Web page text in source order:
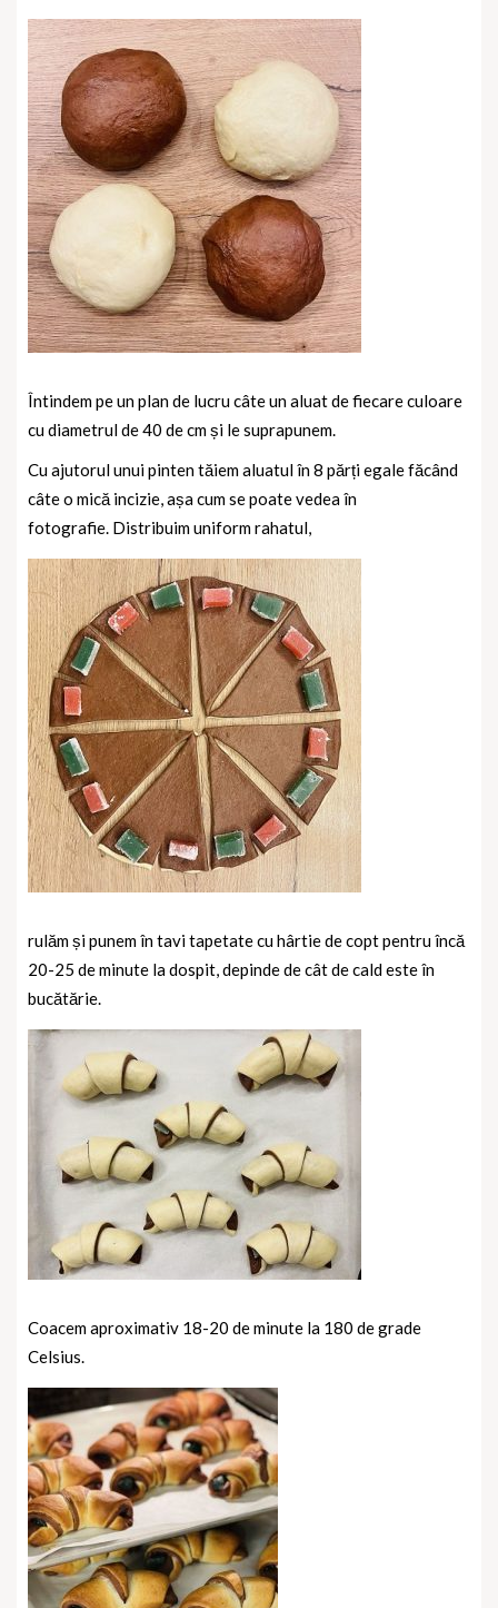
Întindem pe un plan de lucru câte un aluat de fiecare culoare
cu diametrul de 40 de cm și le suprapunem.
Cu ajutorul unui pinten tăiem aluatul în 8 părți egale făcând
câte o mică incizie, așa cum se poate vedea în
fotografie. Distribuim uniform rahatul,
rulăm și punem în tavi tapetate cu hârtie de copt pentru încă
20-25 de minute la dospit, depinde de cât de cald este în
bucătărie.
Coacem aproximativ 18-20 de minute la 180 de grade
Celsius.